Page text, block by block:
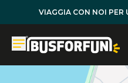
VIAGGIA CON NOI PER